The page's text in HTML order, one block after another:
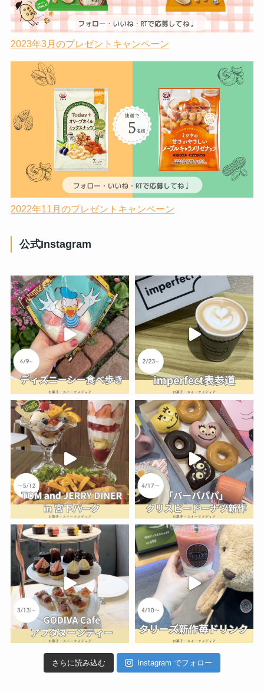
2023年3月のプレゼントキャンペーン
2022年11月のプレゼントキャンペーン
公式Instagram
さらに読み込む Instagram でフォロー